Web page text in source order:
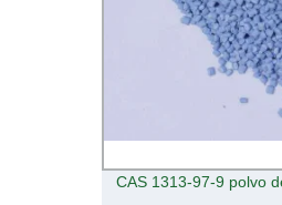
CAS 1313-97-9 polvo